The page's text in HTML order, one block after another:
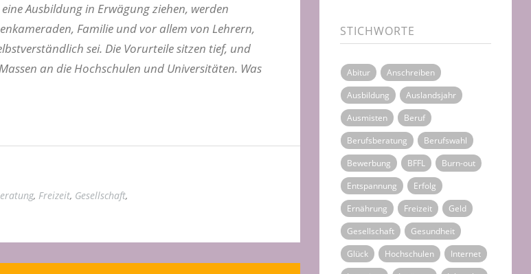
Ausbildung in Erwägung ziehen, werden
Familie und vor allem von Lehrern,
sei. Die Vorurteile sitzen tief, und
an die Hochschulen und Universitäten. Was
, Freizeit, Gesellschaft,
STICHWORTE
Abitur
Anschreiben
Ausbildung
Auslandsjahr
Ausmisten
Beruf
Berufsberatung
Berufswahl
Bewerbung
BFFL
Burn-out
Entspannung
Erfolg
Ernährung
Freizeit
Geld
Gesellschaft
Gesundheit
Glück
Hochschulen
Internet